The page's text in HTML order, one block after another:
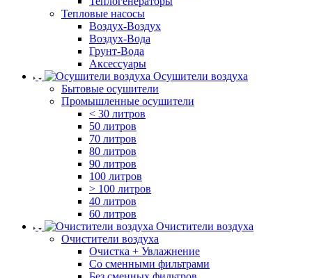
Тепловые насосы
Воздух-Воздух
Воздух-Вода
Грунт-Вода
Аксессуары
Осушители воздуха
Бытовые осушители
Промышленные осушители
< 30 литров
50 литров
70 литров
80 литров
90 литров
100 литров
> 100 литров
40 литров
60 литров
Очистители воздуха
Очистители воздуха
Очистка + Увлажнение
Cо сменными фильтрами